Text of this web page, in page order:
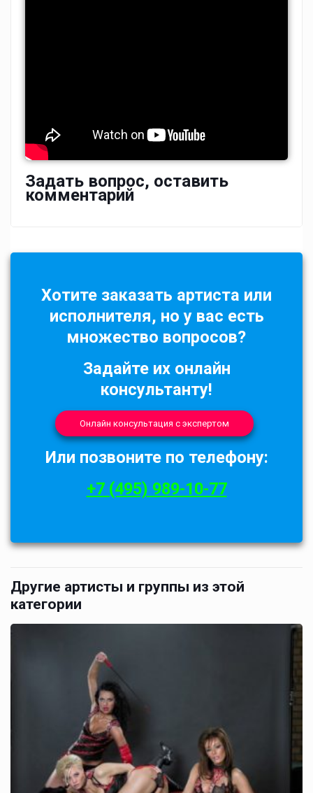
Задать вопрос, оставить
комментарий
Хотите заказать артиста или
исполнителя, но у вас есть
множество вопросов?
Задайте их онлайн
консультанту!
Онлайн консультация с экспертом
Или позвоните по телефону:
+7 (495) 989-10-77
Другие артисты и группы из этой
категории